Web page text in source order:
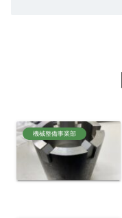
機械整備事業部